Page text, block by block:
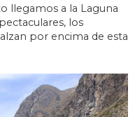
llegamos a la Laguna
los
por encima de esta